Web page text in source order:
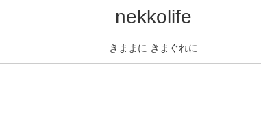
nekkolife
きままに きまぐれに